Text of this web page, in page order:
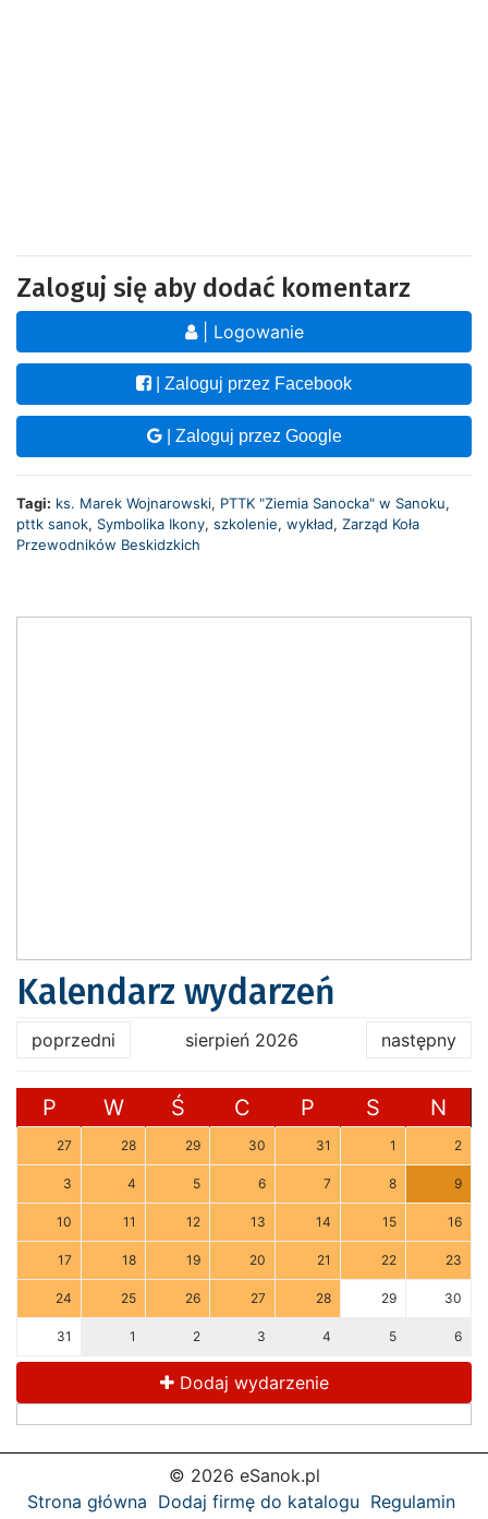
Zaloguj się aby dodać komentarz
| Logowanie
| Zaloguj przez Facebook
| Zaloguj przez Google
Tagi: ks. Marek Wojnarowski, PTTK "Ziemia Sanocka" w Sanoku,
pttk sanok, Symbolika Ikony, szkolenie, wykład, Zarząd Koła
Przewodników Beskidzkich
Kalendarz wydarzeń
poprzedni sierpień 2026 następny
P W Ś C P S N
27 28 29 30 31 1 2
3 4 5 6 7 8 9
10 11 12 13 14 15 16
17 18 19 20 21 22 23
24 25 26 27 28 29 30
31 1 2 3 4 5 6
Dodaj wydarzenie
© 2026 eSanok.pl
Strona główna Dodaj firmę do katalogu Regulamin